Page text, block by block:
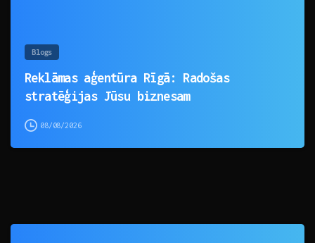
Blogs
Reklāmas aģentūra Rīgā: Radošas
stratēģijas Jūsu biznesam
08/08/2026